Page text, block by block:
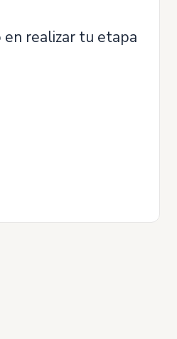
realizar tu etapa